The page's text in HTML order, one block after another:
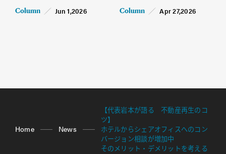
Column Jun 1,2026 Column Apr 27,2026
Home News
【代表岩本が語る 不動産再生のコ
ツ】
ホテルからシェアオフィスへのコン
バージョン相談が増加中
そのメリット・デメリットを考える